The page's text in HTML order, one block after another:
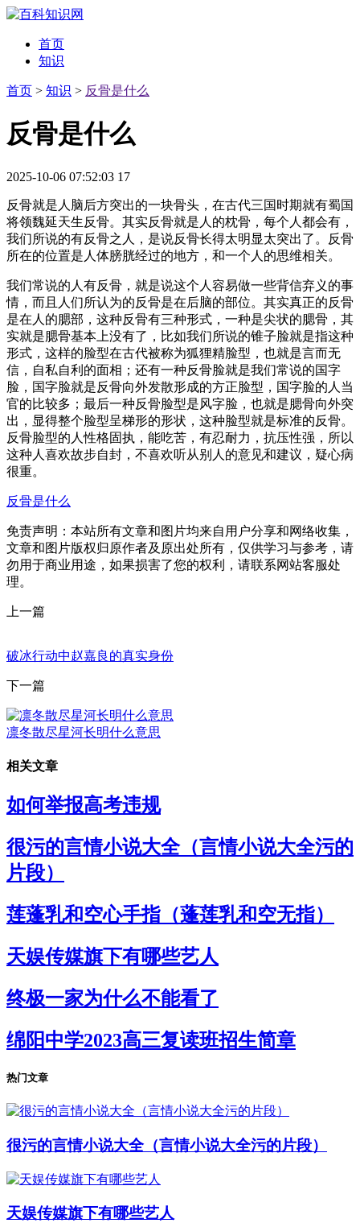
首页
知识
首页 > 知识 > 反骨是什么
反骨是什么
2025-10-06 07:52:03 17
反骨就是人脑后方突出的一块骨头，在古代三国时期就有蜀国
将领魏延天生反骨。其实反骨就是人的枕骨，每个人都会有，
我们所说的有反骨之人，是说反骨长得太明显太突出了。反骨
所在的位置是人体膀胱经过的地方，和一个人的思维相关。
我们常说的人有反骨，就是说这个人容易做一些背信弃义的事
情，而且人们所认为的反骨是在后脑的部位。其实真正的反骨
是在人的腮部，这种反骨有三种形式，一种是尖状的腮骨，其
实就是腮骨基本上没有了，比如我们所说的锥子脸就是指这种
形式，这样的脸型在古代被称为狐狸精脸型，也就是言而无
信，自私自利的面相；还有一种反骨脸就是我们常说的国字
脸，国字脸就是反骨向外发散形成的方正脸型，国字脸的人当
官的比较多；最后一种反骨脸型是风字脸，也就是腮骨向外突
出，显得整个脸型呈梯形的形状，这种脸型就是标准的反骨。
反骨脸型的人性格固执，能吃苦，有忍耐力，抗压性强，所以
这种人喜欢故步自封，不喜欢听从别人的意见和建议，疑心病
很重。
反骨是什么
免责声明：本站所有文章和图片均来自用户分享和网络收集，
文章和图片版权归原作者及原出处所有，仅供学习与参考，请
勿用于商业用途，如果损害了您的权利，请联系网站客服处
理。
上一篇
破冰行动中赵嘉良的真实身份
下一篇
凛冬散尽星河长明什么意思
相关文章
如何举报高考违规
很污的言情小说大全（言情小说大全污的
片段）
莲蓬乳和空心手指（蓬莲乳和空无指）
天娱传媒旗下有哪些艺人
终极一家为什么不能看了
绵阳中学2023高三复读班招生简章
热门文章
很污的言情小说大全（言情小说大全污的片段）
天娱传媒旗下有哪些艺人